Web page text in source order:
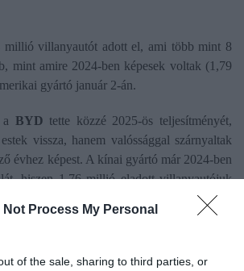
Not Process My Personal
of the sale, sharing to third parties, or
millió villanyautót adott el, ami több mint 8
mint amire 2024-ben képesek voltak (1,79
gyártó január 2-án.
BYD tette közzé 2025-ös teljesítményét,
vissza, hanem valóssággal szárnyaltak
évhez képest. A kínai gyártó már 2024-ben
hiszen 1,76 millió eladott villanyautójuk
kevesebb, mint ami az első helyhez kellett
2,26 millió villanyautón adtak túl, így